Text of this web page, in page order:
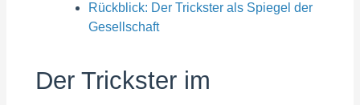
Rückblick: Der Trickster als Spiegel der
Gesellschaft
Der Trickster im